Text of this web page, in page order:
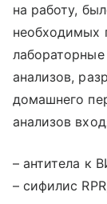
на работу,
необходимых
анализов,
домашнего
анализов
– антитела к
– сифилис